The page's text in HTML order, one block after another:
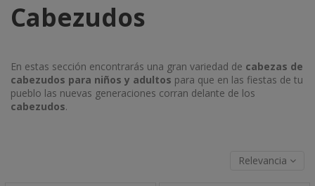
Cabezudos
En estas sección encontrarás una gran variedad de cabezas de
cabezudos para niños y adultos para que en las fiestas de tu
pueblo las nuevas generaciones corran delante de los
cabezudos.
Relevancia